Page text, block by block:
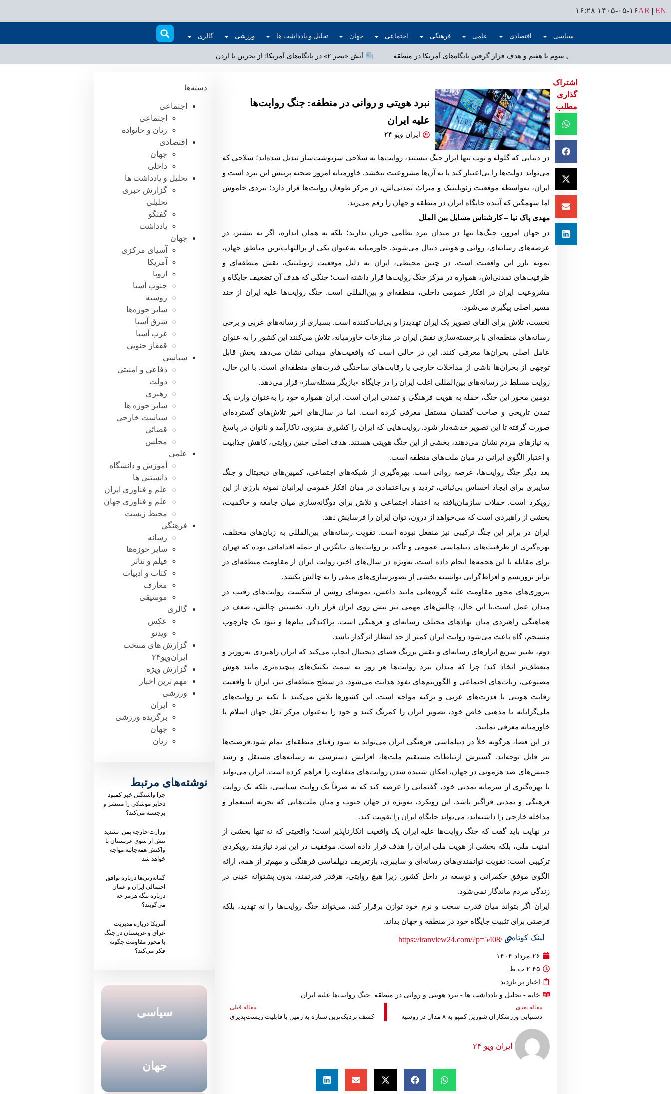
AR | EN ۱۴۰۵-۰۵-۱۶ ۱۶:۲۸
سیاسی اقتصادی علمی فرهنگی اجتماعی جهان تحلیل و یادداشت ها ورزشی گالری
آتش «نصر ۲» در پایگاه‌های آمریکا؛ از بحرین تا اردن
اشتراک
گذاری
مطلب
نبرد هویتی و روانی در منطقه: جنگ روایت‌ها
علیه ایران
ایران ویو ۲۴
در دنیایی که گلوله و توپ تنها ابزار جنگ نیستند، روایت‌ها به سلاحی سرنوشت‌ساز تبدیل شده‌اند؛ سلاحی که
می‌تواند دولت‌ها را بی‌اعتبار کند یا به آن‌ها مشروعیت ببخشد. خاورمیانه امروز صحنه پرتنش این نبرد است و
ایران، به‌واسطه موقعیت ژئوپلیتیک و میراث تمدنی‌اش، در مرکز طوفان روایت‌ها قرار دارد؛ نبردی خاموش
اما سهمگین که آینده جایگاه ایران در منطقه و جهان را رقم می‌زند.
مهدی پاک نیا – کارشناس مسایل بین الملل
در جهان امروز، جنگ‌ها تنها در میدان نبرد نظامی جریان ندارند؛ بلکه به همان اندازه، اگر نه بیشتر، در
عرصه‌های رسانه‌ای، روانی و هویتی دنبال می‌شوند. خاورمیانه به‌عنوان یکی از پرالتهاب‌ترین مناطق جهان،
نمونه بارز این واقعیت است. در چنین محیطی، ایران به دلیل موقعیت ژئوپلیتیک، نقش منطقه‌ای و
ظرفیت‌های تمدنی‌اش، همواره در مرکز جنگ روایت‌ها قرار داشته است؛ جنگی که هدف آن تضعیف جایگاه و
مشروعیت ایران در افکار عمومی داخلی، منطقه‌ای و بین‌المللی است.جنگ روایت‌ها علیه ایران از چند
مسیر اصلی پیگیری می‌شود.
نخست، تلاش برای القای تصویر یک ایران تهدیدزا و بی‌ثبات‌کننده است. بسیاری از رسانه‌های غربی و برخی
رسانه‌های منطقه‌ای با برجسته‌سازی نقش ایران در منازعات خاورمیانه، تلاش می‌کنند این کشور را به عنوان
عامل اصلی بحران‌ها معرفی کنند. این در حالی است که واقعیت‌های میدانی نشان می‌دهد بخش قابل
توجهی از بحران‌ها ناشی از مداخلات خارجی یا رقابت‌های ساختگی قدرت‌های منطقه‌ای است. با این حال،
روایت مسلط در رسانه‌های بین‌المللی اغلب ایران را در جایگاه «بازیگر مسئله‌ساز» قرار می‌دهد.
دومین محور این جنگ، حمله به هویت فرهنگی و تمدنی ایران است. ایران همواره خود را به‌عنوان وارث یک
تمدن تاریخی و صاحب گفتمان مستقل معرفی کرده است. اما در سال‌های اخیر تلاش‌های گسترده‌ای
صورت گرفته تا این تصویر خدشه‌دار شود.روایت‌هایی که ایران را کشوری منزوی، ناکارآمد و ناتوان در پاسخ
به نیازهای مردم نشان می‌دهند، بخشی از این جنگ هویتی هستند. هدف اصلی چنین روایتی، کاهش جذابیت
و اعتبار الگوی ایرانی در میان ملت‌های منطقه است.
بعد دیگر جنگ روایت‌ها، عرصه روانی است. بهره‌گیری از شبکه‌های اجتماعی، کمپین‌های دیجیتال و جنگ
سایبری برای ایجاد احساس بی‌ثباتی، تردید و بی‌اعتمادی در میان افکار عمومی ایرانیان نمونه بارزی از این
رویکرد است. حملات سازمان‌یافته به اعتماد اجتماعی و تلاش برای دوگانه‌سازی میان جامعه و حاکمیت،
بخشی از راهبردی است که می‌خواهد از درون، توان ایران را فرسایش دهد.
ایران در برابر این جنگ ترکیبی نیز منفعل نبوده است. تقویت رسانه‌های بین‌المللی به زبان‌های مختلف،
بهره‌گیری از ظرفیت‌های دیپلماسی عمومی و تأکید بر روایت‌های جایگزین از جمله اقداماتی بوده که تهران
برای مقابله با این هجمه‌ها انجام داده است. به‌ویژه در سال‌های اخیر، روایت ایران از مقاومت منطقه‌ای در
برابر تروریسم و افراط‌گرایی توانسته بخشی از تصویرسازی‌های منفی را به چالش بکشد.
پیروزی‌های محور مقاومت علیه گروه‌هایی مانند داعش، نمونه‌ای روشن از شکست روایت‌های رقیب در
میدان عمل است.با این حال، چالش‌های مهمی نیز پیش روی ایران قرار دارد. نخستین چالش، ضعف در
هماهنگی راهبردی میان نهادهای مختلف رسانه‌ای و فرهنگی است. پراکندگی پیام‌ها و نبود یک چارچوب
منسجم، گاه باعث می‌شود روایت ایران کمتر از حد انتظار اثرگذار باشد.
دوم، تغییر سریع ابزارهای رسانه‌ای و نقش پررنگ فضای دیجیتال ایجاب می‌کند که ایران راهبردی به‌روزتر و
منعطف‌تر اتخاذ کند؛ چرا که میدان نبرد روایت‌ها هر روز به سمت تکنیک‌های پیچیده‌تری مانند هوش
مصنوعی، ربات‌های اجتماعی و الگوریتم‌های نفوذ هدایت می‌شود. در سطح منطقه‌ای نیز، ایران با واقعیت
رقابت هویتی با قدرت‌های عربی و ترکیه مواجه است. این کشورها تلاش می‌کنند با تکیه بر روایت‌های
ملی‌گرایانه یا مذهبی خاص خود، تصویر ایران را کمرنگ کنند و خود را به‌عنوان مرکز ثقل جهان اسلام یا
خاورمیانه معرفی نمایند.
در این فضا، هرگونه خلأ در دیپلماسی فرهنگی ایران می‌تواند به سود رقبای منطقه‌ای تمام شود.فرصت‌ها
نیز قابل توجه‌اند. گسترش ارتباطات مستقیم ملت‌ها، افزایش دسترسی به رسانه‌های مستقل و رشد
جنبش‌های ضد هژمونی در جهان، امکان شنیده شدن روایت‌های متفاوت را فراهم کرده است. ایران می‌تواند
با بهره‌گیری از سرمایه تمدنی خود، گفتمانی را عرضه کند که نه صرفاً یک روایت سیاسی، بلکه یک روایت
فرهنگی و تمدنی فراگیر باشد. این رویکرد، به‌ویژه در جهان جنوب و میان ملت‌هایی که تجربه استعمار و
مداخله خارجی را داشته‌اند، می‌تواند جایگاه ایران را تقویت کند.
در نهایت باید گفت که جنگ روایت‌ها علیه ایران یک واقعیت انکارناپذیر است؛ واقعیتی که نه تنها بخشی از
امنیت ملی، بلکه بخشی از هویت ملی ایران را هدف قرار داده است. موفقیت در این نبرد نیازمند رویکردی
ترکیبی است: تقویت توانمندی‌های رسانه‌ای و سایبری، بازتعریف دیپلماسی فرهنگی و مهم‌تر از همه، ارائه
الگوی موفق حکمرانی و توسعه در داخل کشور. زیرا هیچ روایتی، هرقدر قدرتمند، بدون پشتوانه عینی در
زندگی مردم ماندگار نمی‌شود.
ایران اگر بتواند میان قدرت سخت و نرم خود توازن برقرار کند، می‌تواند جنگ روایت‌ها را نه تهدید، بلکه
فرصتی برای تثبیت جایگاه خود در منطقه و جهان بداند.
لینک کوتاه /https://iranview24.com/?p=5408
۲۶ مرداد ۱۴۰۴
۲:۴۵ ب.ظ
اخبار پر بازدید
خانه -تحلیل و یادداشت ها - نبرد هویتی و روانی در منطقه: جنگ روایت‌ها علیه ایران
مقاله بعدی
دستیابی ورزشکاران شورین کمپو به ۸ مدال در روسیه
مقاله قبلی
کشف نزدیک‌ترین ستاره‌ به زمین با قابلیت زیست‌پذیری
ایران ویو ۲۴
دسته‌ها
اجتماعی
اجتماعی
زنان و خانواده
اقتصادی
جهان
داخلی
تحلیل و یادداشت ها
گزارش خبری
تحلیلی
گفتگو
یادداشت
جهان
آسیای مرکزی
آمریکا
اروپا
جنوب آسیا
روسیه
سایر حوزه‌ها
شرق آسیا
غرب آسیا
قفقاز جنوبی
سیاسی
دفاعی و امنیتی
دولت
رهبری
سایر حوزه ها
سیاست خارجی
قضائی
مجلس
علمی
آموزش و دانشگاه
دانستنی ها
علم و فناوری ایران
علم و فناوری جهان
محیط زیست
فرهنگی
رسانه
سایر حوزه‌ها
فیلم و تئاتر
کتاب و ادبیات
معارف
موسیقی
گالری
عکس
ویدئو
گزارش های منتخب
ایران‌ویو۲۴
گزارش ویژه
مهم ترین اخبار
ورزشی
ایران
برگزیده ورزشی
جهان
زنان
نوشته‌های مرتبط
چرا واشنگتن خبر کمبود
ذخایر موشکی را منتشر و
برجسته می‌کند؟
وزارت خارجه یمن: تشدید
تنش از سوی عربستان با
واکنش همه‌جانبه مواجه
خواهد شد
گمانه‌زنی‌ها درباره توافق
احتمالی ایران و عمان
درباره تنگه هرمز چه
می‌گویند؟
آمریکا درباره مدیریت
عراق و عربستان در جنگ
با محور مقاومت چگونه
فکر می‌کند؟
سیاسی
جهان